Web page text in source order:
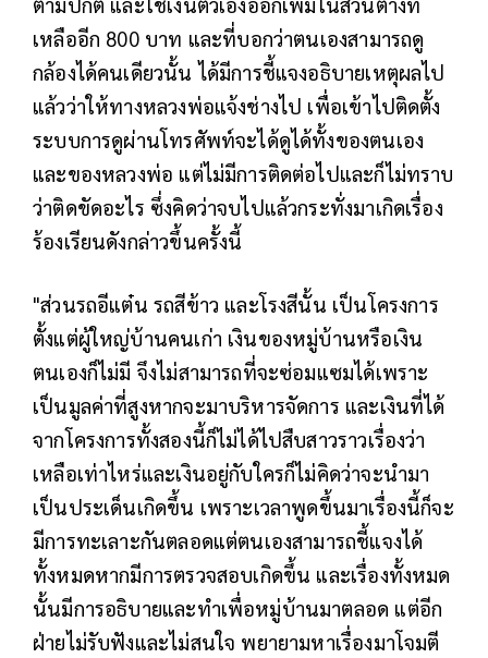
เหลืออีก 800 บาท และที่บอกว่าตนเองสามารถดู
กล้องได้คนเดียวนั้น ได้มีการชี้แจงอธิบายเหตุผลไป
แล้วว่าให้ทางหลวงพ่อแจ้งช่างไป เพื่อเข้าไปติดตั้ง
ระบบการดูผ่านโทรศัพท์จะได้ดูได้ทั้งของตนเอง
และของหลวงพ่อ แต่ไม่มีการติดต่อไปและก็ไม่ทราบ
ว่าติดขัดอะไร ซึ่งคิดว่าจบไปแล้วกระทั่งมาเกิดเรื่อง
ร้องเรียนดังกล่าวขึ้นครั้งนี้
"ส่วนรถอีแต๋น รถสีข้าว และโรงสีนั้น เป็นโครงการ
ตั้งแต่ผู้ใหญ่บ้านคนเก่า เงินของหมู่บ้านหรือเงิน
ตนเองก็ไม่มี จึงไม่สามารถที่จะซ่อมแซมได้เพราะ
เป็นมูลค่าที่สูงหากจะมาบริหารจัดการ และเงินที่ได้
จากโครงการทั้งสองนี้ก็ไม่ได้ไปสืบสาวราวเรื่องว่า
เหลือเท่าไหร่และเงินอยู่กับใครก็ไม่คิดว่าจะนำมา
เป็นประเด็นเกิดขึ้น เพราะเวลาพูดขึ้นมาเรื่องนี้ก็จะ
มีการทะเลาะกันตลอดแต่ตนเองสามารถชี้แจงได้
ทั้งหมดหากมีการตรวจสอบเกิดขึ้น และเรื่องทั้งหมด
นั้นมีการอธิบายและทำเพื่อหมู่บ้านมาตลอด แต่อีก
ฝ่ายไม่รับฟังและไม่สนใจ พยายามหาเรื่องมาโจมตี